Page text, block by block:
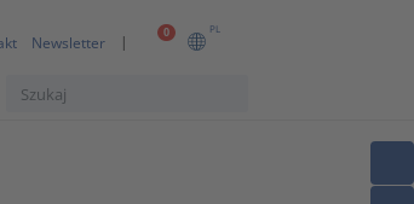
0 PL
Newsletter